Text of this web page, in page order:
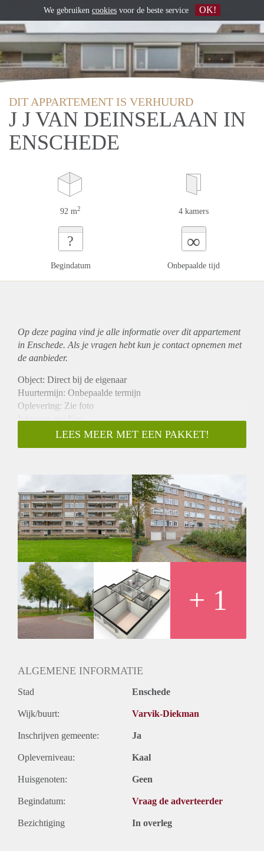
DIT APPARTEMENT IS VERHUURD
J J VAN DEINSELAAN IN
ENSCHEDE
92 m2 4 kamers
?
Begindatum
∞
Onbepaalde tijd
Op deze pagina vind je alle informatie over ditappartement
in Enschede. Als je vragen hebt kun je contact opnemen met
de aanbieder.
Object: Direct bij de eigenaar
Huurtermijn: Onbepaalde termijn
Oplevering: Zie foto
Inkomen eis: Nee
Garantiestelling mogelijk: Nee
Borg: 1 Maand
Huisdieren toegestaan: Afhankelijk van de Eigenaar
Huurtoeslag grens: Ja
Geschikt voor studenten: Afhankelijk van de Eigenaar
LEES MEER MET EEN PAKKET!
+ 1
ALGEMENE INFORMATIE
Stad Enschede
Wijk/buurt: Varvik-Diekman
Inschrijven gemeente: Ja
Opleverniveau: Kaal
Huisgenoten: Geen
Begindatum: Vraag de adverteerder
Bezichtiging In overleg
We gebruiken cookies voor de beste service OK!